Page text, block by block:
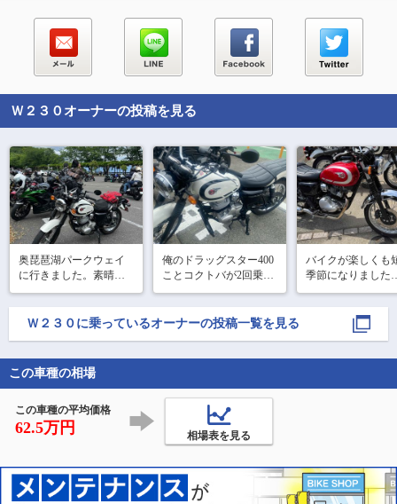
Ｗ２３０ オーナーの投稿を見る
奥琵琶湖パークウェイ
に行きました。素晴ら
しいツーリングスポッ
トですが片道節約で下
道4時間はしんどかっ
あってない。耳が痛く
なった。対策はいろい
俺のドラッグスター400
ことコクトバが2回乗っ
た後、バイク車庫でガ
ソリン大失禁してて入
院中なのでレンタルバ
慣れないうちはバイク
乗らない期
バイクが楽しくも
季節になりました
気に入ったので兄
車
市場もある意味
ら
Ｗ２３０ に乗っているオーナーの投稿一覧を見る
この車種の相場
この車種の平均価格
62.5万円 相場表を見る